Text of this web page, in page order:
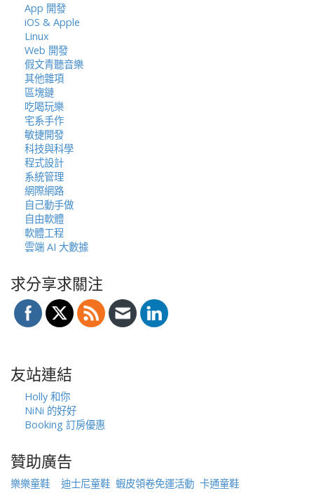
App 開發
iOS & Apple
Linux
Web 開發
假文青聽音樂
其他雜項
區塊鏈
吃喝玩樂
宅系手作
敏捷開發
科技與科學
程式設計
系統管理
網際網路
自己動手做
自由軟體
軟體工程
雲端 AI 大數據
求分享求關注
友站連結
Holly 和你
NiNi 的好好
Booking 訂房優惠
贊助廣告
樂樂童鞋 迪士尼童鞋 蝦皮領卷免運活動 卡通童鞋